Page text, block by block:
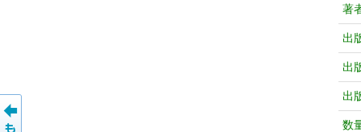
著
出
出
出
数